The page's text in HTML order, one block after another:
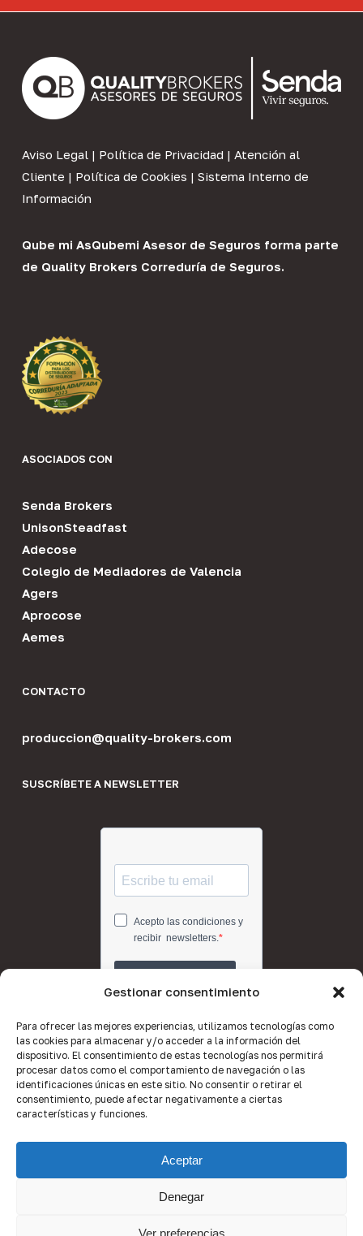
Gestionar consentimiento
Para ofrecer las mejores experiencias, utilizamos tecnologías como
las cookies para almacenar y/o acceder a la información del
dispositivo. El consentimiento de estas tecnologías nos permitirá
procesar datos como el comportamiento de navegación o las
identificaciones únicas en este sitio. No consentir o retirar el
consentimiento, puede afectar negativamente a ciertas
características y funciones.
Aceptar
Denegar
Ver preferencias
Aviso Legal| Política de Privacidad | Atención al
Cliente | Política de Cookies | Sistema Interno de
Información
Qube mi AsQubemi Asesor de Seguros forma parte
de Quality Brokers Correduría de Seguros.
ASOCIADOS CON
Senda Brokers
UnisonSteadfast
Adecose
Colegio de Mediadores de Valencia
Agers
Aprocose
Aemes
CONTACTO
produccion@quality-brokers.com
SUSCRÍBETE A NEWSLETTER
© 2026 Quality Brokers Valencia.